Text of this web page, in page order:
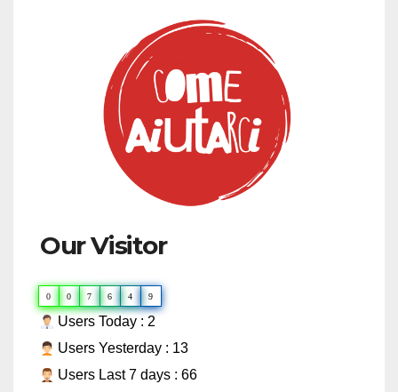
Our Visitor
0 0 7 6 4 9
Users Today : 2
Users Yesterday : 13
Users Last 7 days : 66